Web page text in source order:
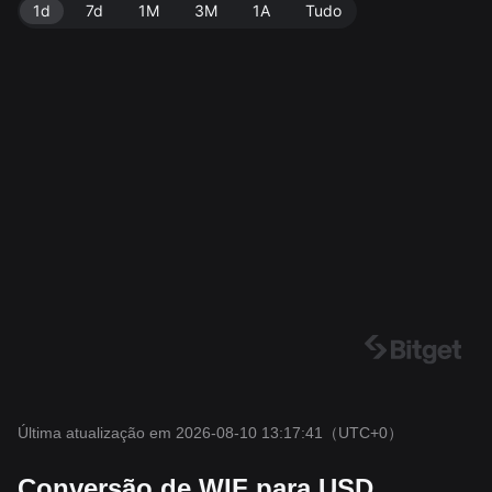
1d
7d 1M 3M 1A Tudo
Última atualização em 2026-08-10 13:17:41 （UTC+0）